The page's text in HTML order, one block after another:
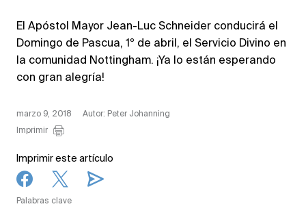
El Apóstol Mayor Jean-Luc Schneider conducirá el
Domingo de Pascua, 1º de abril, el Servicio Divino en
la comunidad Nottingham. ¡Ya lo están esperando
con gran alegría!
marzo 9, 2018
Autor: Peter Johanning
Imprimir
Imprimir este artículo
Palabras clave